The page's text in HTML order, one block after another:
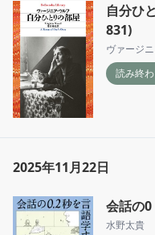
自分ひ
831)
ヴァージ
読み終
2025年11月22日
会話の
水野太貴